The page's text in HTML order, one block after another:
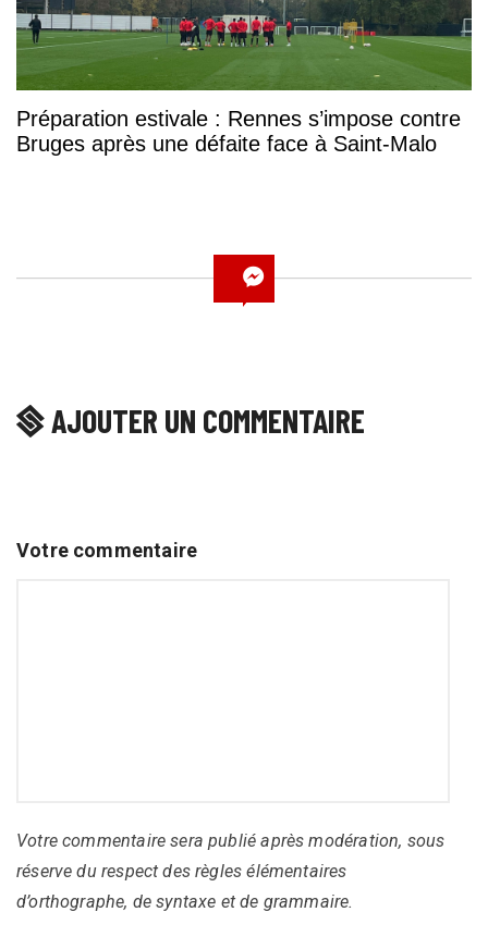
Préparation estivale : Rennes s’impose contre
Bruges après une défaite face à Saint-Malo
AJOUTER UN COMMENTAIRE
Votre commentaire
Votre commentaire sera publié après modération, sous
réserve du respect des règles élémentaires
d’orthographe, de syntaxe et de grammaire.